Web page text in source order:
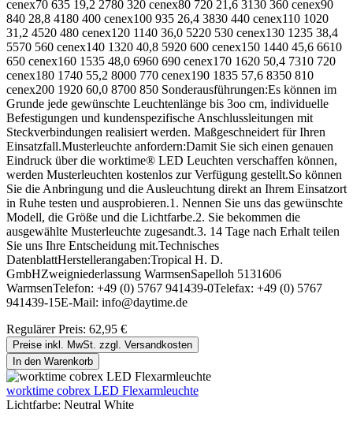
cenex70 635 19,2 2780 320 cenex80 720 21,6 3130 360 cenex90
840 28,8 4180 400 cenex100 935 26,4 3830 440 cenex110 1020
31,2 4520 480 cenex120 1140 36,0 5220 530 cenex130 1235 38,4
5570 560 cenex140 1320 40,8 5920 600 cenex150 1440 45,6 6610
650 cenex160 1535 48,0 6960 690 cenex170 1620 50,4 7310 720
cenex180 1740 55,2 8000 770 cenex190 1835 57,6 8350 810
cenex200 1920 60,0 8700 850 Sonderausführungen:Es können im
Grunde jede gewünschte Leuchtenlänge bis 3oo cm, individuelle
Befestigungen und kundenspezifische Anschlussleitungen mit
Steckverbindungen realisiert werden. Maßgeschneidert für Ihren
Einsatzfall.Musterleuchte anfordern:Damit Sie sich einen genauen
Eindruck über die worktime® LED Leuchten verschaffen können,
werden Musterleuchten kostenlos zur Verfügung gestellt.So können
Sie die Anbringung und die Ausleuchtung direkt an Ihrem Einsatzort
in Ruhe testen und ausprobieren.1. Nennen Sie uns das gewünschte
Modell, die Größe und die Lichtfarbe.2. Sie bekommen die
ausgewählte Musterleuchte zugesandt.3. 14 Tage nach Erhalt teilen
Sie uns Ihre Entscheidung mit.Technisches
DatenblattHerstellerangaben:Tropical H. D.
GmbHZweigniederlassung WarmsenSapelloh 5131606
WarmsenTelefon: +49 (0) 5767 941439-0Telefax: +49 (0) 5767
941439-15E-Mail: info@daytime.de
Regulärer Preis: 62,95 €
Preise inkl. MwSt. zzgl. Versandkosten
In den Warenkorb
worktime cobrex LED Flexarmleuchte
Lichtfarbe: Neutral White